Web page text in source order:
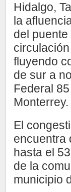
Hidalgo,
la
del
fluyendo
de sur a
Federal
Monterrey.
El
encuentra
hasta el
de la
municipio